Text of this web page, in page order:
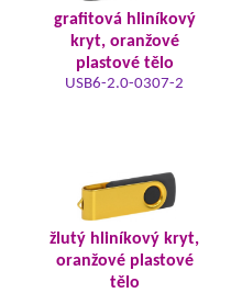
grafitová hliníkový
kryt, oranžové
plastové tělo
USB6-2.0-0307-2
žlutý hliníkový kryt,
oranžové plastové
tělo